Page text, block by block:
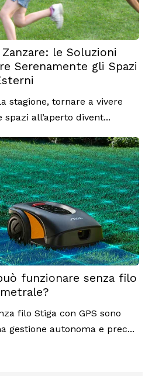
le Soluzioni
Serenamente gli Spazi
stagione, tornare a vivere
all’aperto divent...
funzionare senza filo
filo Stiga con GPS sono
gestione autonoma e prec...